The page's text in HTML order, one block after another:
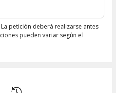
petición deberá realizarse antes
pueden variar según el